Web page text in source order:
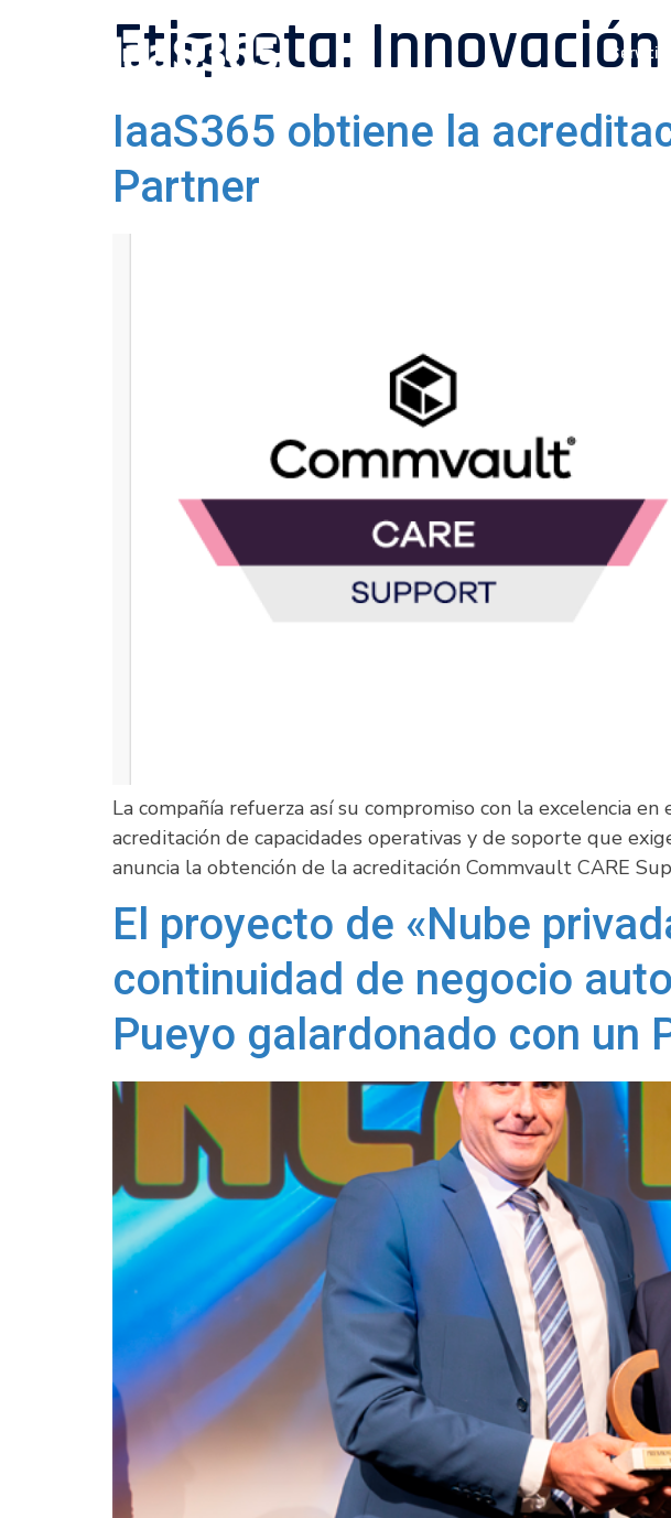
Servicios
Etiqueta: Innovación
IaaS365 obtiene la
Partner
La compañía refuerza así su compromiso con la excelencia
acreditación de capacidades operativas y de soporte que
anuncia la obtención de la acreditación Commvault CARE
El proyecto de «Nube
continuidad de negocio
Pueyo galardonado con un